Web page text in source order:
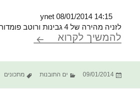
ynet 08/01/2014 14:15
לזניה מהירה של 4 גבינות ורוטב פומדורו
להמשיך לקרוא לזניה
פורסם
09/01/2014 קטגוריות
ים התובנות תגיות
מתכונים